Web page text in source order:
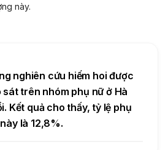
này.
nghiên cứu hiếm hoi được
trên nhóm phụ nữ ở Hà
Kết quả cho thấy, tỷ lệ phụ
là 12,8%.